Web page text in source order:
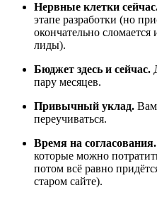
Нервные клетки
этапе разработки (но
окончательно
лиды).
Бюджет здесь и сейчас.
пару месяцев.
Привычный уклад.
переучиваться.
Время на согласования.
которые можно
потом всё равно
старом сайте).